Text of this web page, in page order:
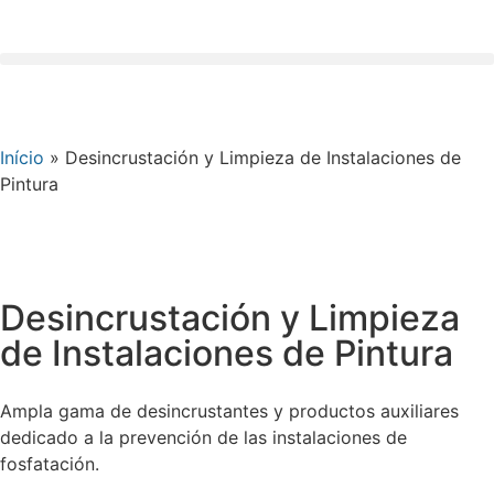
Início » Desincrustación y Limpieza de Instalaciones de
Pintura
Desincrustación y Limpieza
de Instalaciones de Pintura
Ampla gama de desincrustantes y productos auxiliares
dedicado a la prevención de las instalaciones de
fosfatación.